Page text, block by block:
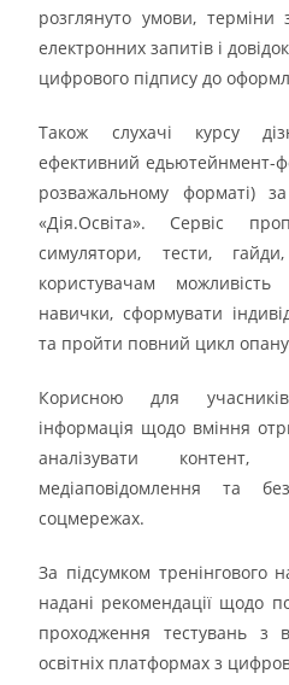
розглянуто умови, терміни
електронних запитів і
цифрового підпису до
Також слухачі курсу
ефективний едьютейнмент-
розважальному форматі)
«Дія.Освіта». Сервіс
симулятори, тести,
користувачам
навички, сформувати
та пройти повний цикл
Корисною для
інформація щодо вміння
аналізувати контент,
медіаповідомлення та
соцмережах.
За підсумком тренінгового
надані рекомендації щодо
проходження тестувань з
освітніх платформах з